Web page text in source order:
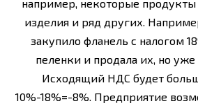
например, некоторые продукты
изделия и ряд других.
закупило фланель с налогом
пеленки и продала их, но уже
Исходящий НДС будет
10%-18%=-8%. Предприятие